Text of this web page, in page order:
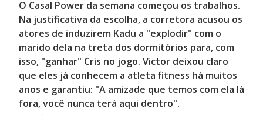
O Casal Power da semana começou os trabalhos.
Na justificativa da escolha, a corretora acusou os
atores de induzirem Kadu a "explodir" com o
marido dela na treta dos dormitórios para, com
isso, "ganhar" Cris no jogo. Victor deixou claro
que eles já conhecem a atleta fitness há muitos
anos e garantiu: "A amizade que temos com ela lá
fora, você nunca terá aqui dentro".